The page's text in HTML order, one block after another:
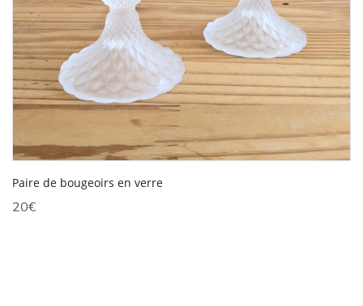
Paire de bougeoirs en verre
20€